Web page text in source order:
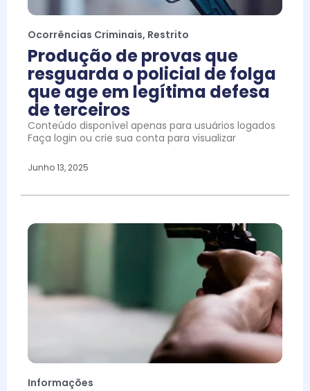
Ocorrências Criminais, Restrito
Produção de provas que
resguarda o policial de folga
que age em legítima defesa
de terceiros
Conteúdo disponível apenas para usuários logados
Faça login ou crie sua conta para visualizar
Junho 13, 2025
Informações